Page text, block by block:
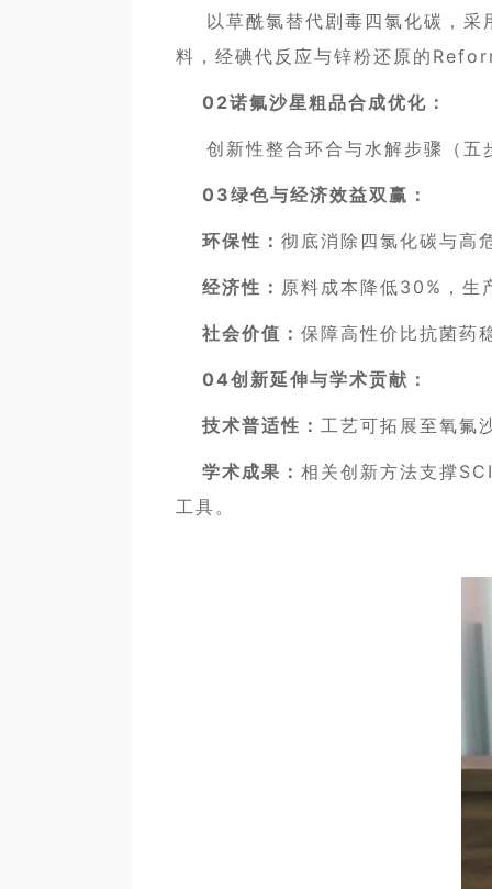
以草酰氯替代剧毒四氯化碳，采
料，经碘代反应与锌粉还原的
02诺氟沙星粗品合成优化：
创新性整合环合与水解步骤（五
03绿色与经济效益双赢：
环保性： 彻底消除四氯化碳与高
经济性： 原料成本降低30%，生
社会价值： 保障高性价比抗菌药
04创新延伸与学术贡献：
技术普适性： 工艺可拓展至氧氟
学术成果： 相关创新方法支撑
工具。